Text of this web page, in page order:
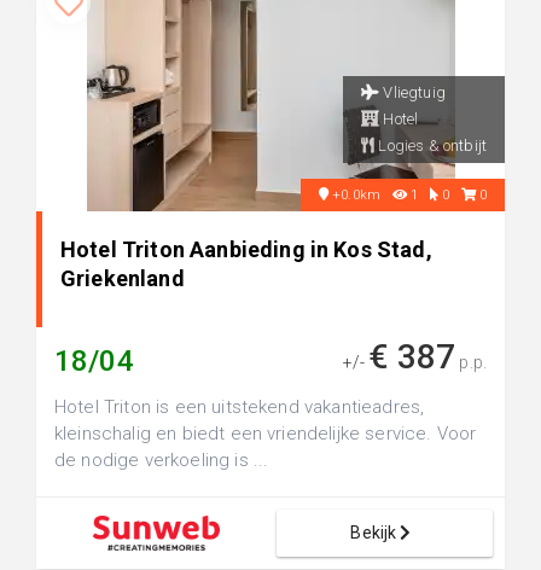
Vliegtuig
Hotel
Logies & ontbijt
+0.0km 1 0 0
Hotel Triton Aanbieding in Kos Stad,
Griekenland
18/04 +/- € 387 p.p.
Hotel Triton is een uitstekend vakantieadres,
kleinschalig en biedt een vriendelijke service. Voor
de nodige verkoeling is ...
Bekijk